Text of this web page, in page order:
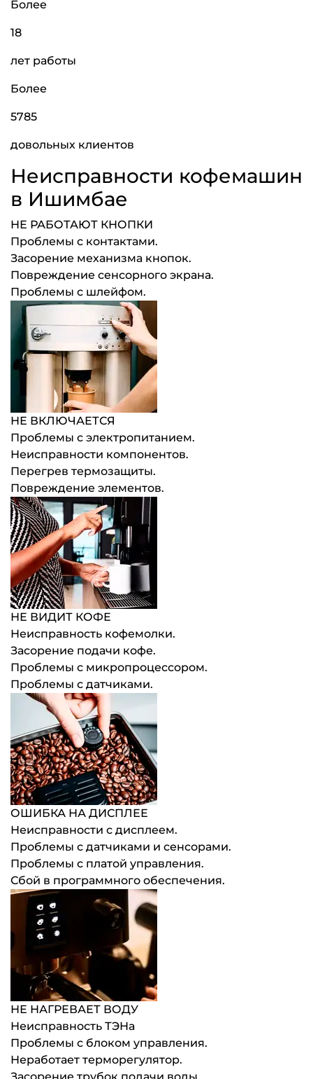
Более
18
лет работы
Более
5785
довольных клиентов
Неисправности кофемашин
в Ишимбае
НЕ РАБОТАЮТ КНОПКИ
Проблемы с контактами.
Засорение механизма кнопок.
Повреждение сенсорного экрана.
Проблемы с шлейфом.
НЕ ВКЛЮЧАЕТСЯ
Проблемы с электропитанием.
Неисправности компонентов.
Перегрев термозащиты.
Повреждение элементов.
НЕ ВИДИТ КОФЕ
Неисправность кофемолки.
Засорение подачи кофе.
Проблемы с микропроцессором.
Проблемы с датчиками.
ОШИБКА НА ДИСПЛЕЕ
Неисправности с дисплеем.
Проблемы с датчиками и сенсорами.
Проблемы с платой управления.
Сбой в программного обеспечения.
НЕ НАГРЕВАЕТ ВОДУ
Неисправность ТЭНа
Проблемы с блоком управления.
Неработает терморегулятор.